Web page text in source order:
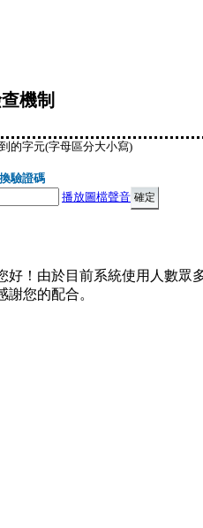
機制
的字元(字母區分大小寫)
驗證碼
播放圖檔聲音
好！由於目前系統使用人數眾
謝您的配合。